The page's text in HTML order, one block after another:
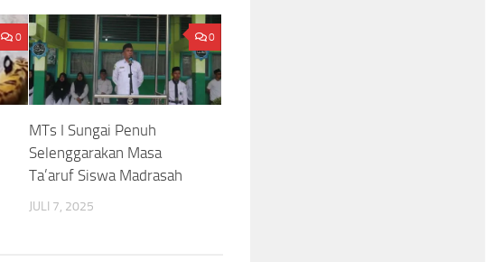
0 0
MTs I Sungai Penuh
Selenggarakan Masa
Ta’aruf Siswa Madrasah
JULI 7, 2025